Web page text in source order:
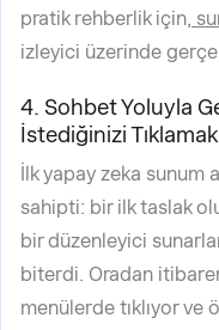
pratik rehberlik için,
izleyici üzerinde
4. Sohbet Yoluyla
İstediğinizi
İlk yapay zeka sunum
sahipti: bir ilk taslak
bir düzenleyici
biterdi. Oradan
menülerde tıklıyor ve